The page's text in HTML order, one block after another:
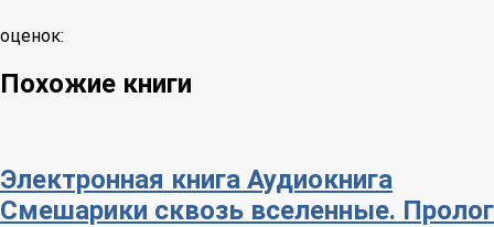
оценок:
Похожие книги
Электронная книга Аудиокнига
Смешарики сквозь вселенные. Пролог